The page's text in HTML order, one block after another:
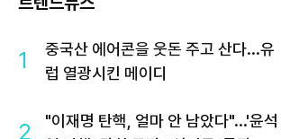
1
중국산 에어콘을 웃돈 주고 산다...유
럽 열광시킨 메이디
2
"이재명 탄핵, 얼마 안 남았다"...'윤석